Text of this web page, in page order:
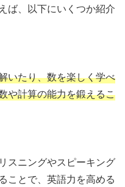
ば、以下にいくつか紹介
いたり、数を楽しく学べ
や計算の能力を鍛えるこ
スニングやスピーキング
ことで、英語力を高める